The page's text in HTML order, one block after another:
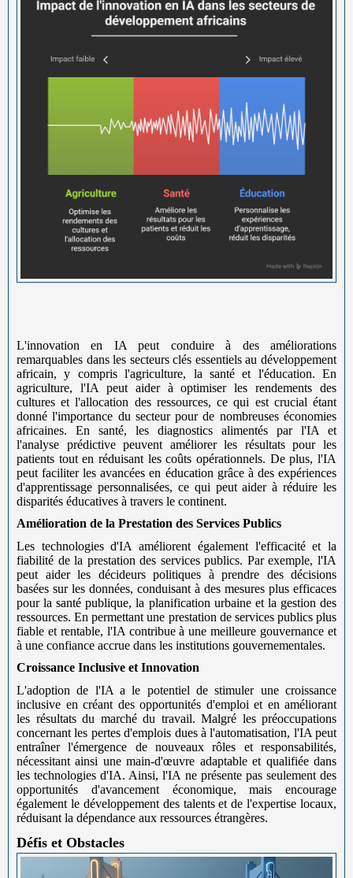
L'innovation en IA peut conduire à des améliorations
remarquables dans les secteurs clés essentiels au développement
africain, y compris l'agriculture, la santé et l'éducation. En
agriculture, l'IA peut aider à optimiser les rendements des
cultures et l'allocation des ressources, ce qui est crucial étant
donné l'importance du secteur pour de nombreuses économies
africaines. En santé, les diagnostics alimentés par l'IA et
l'analyse prédictive peuvent améliorer les résultats pour les
patients tout en réduisant les coûts opérationnels. De plus, l'IA
peut faciliter les avancées en éducation grâce à des expériences
d'apprentissage personnalisées, ce qui peut aider à réduire les
disparités éducatives à travers le continent.
Amélioration de la Prestation des Services Publics
Les technologies d'IA améliorent également l'efficacité et la
fiabilité de la prestation des services publics. Par exemple, l'IA
peut aider les décideurs politiques à prendre des décisions
basées sur les données, conduisant à des mesures plus efficaces
pour la santé publique, la planification urbaine et la gestion des
ressources. En permettant une prestation de services publics plus
fiable et rentable, l'IA contribue à une meilleure gouvernance et
à une confiance accrue dans les institutions gouvernementales.
Croissance Inclusive et Innovation
L'adoption de l'IA a le potentiel de stimuler une croissance
inclusive en créant des opportunités d'emploi et en améliorant
les résultats du marché du travail. Malgré les préoccupations
concernant les pertes d'emplois dues à l'automatisation, l'IA peut
entraîner l'émergence de nouveaux rôles et responsabilités,
nécessitant ainsi une main-d'œuvre adaptable et qualifiée dans
les technologies d'IA. Ainsi, l'IA ne présente pas seulement des
opportunités d'avancement économique, mais encourage
également le développement des talents et de l'expertise locaux,
réduisant la dépendance aux ressources étrangères.
Défis et Obstacles